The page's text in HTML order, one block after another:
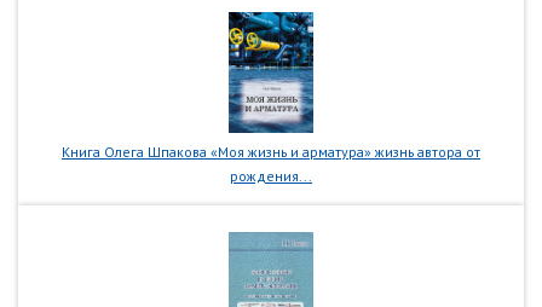
Книга Олега Шпакова «Моя жизнь и арматура» жизнь автора от
рождения...